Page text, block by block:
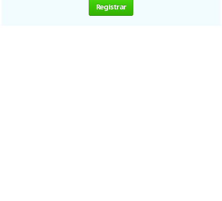
Registrar